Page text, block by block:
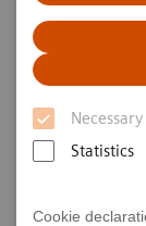
Necessary
Statistics
Cookie